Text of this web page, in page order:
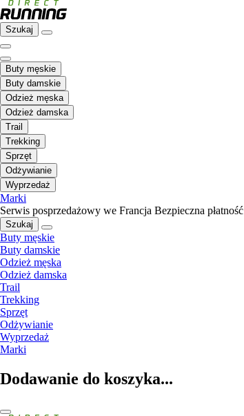
Szukaj
Buty męskie
Buty damskie
Odzież męska
Odzież damska
Trail
Trekking
Sprzęt
Odżywianie
Wyprzedaż
Marki
Serwis posprzedażowy we Francja Bezpieczna płatność
Szukaj
Buty męskie
Buty damskie
Odzież męska
Odzież damska
Trail
Trekking
Sprzęt
Odżywianie
Wyprzedaż
Marki
Dodawanie do koszyka...